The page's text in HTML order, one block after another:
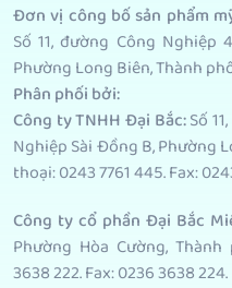
Đơn vị công bố sản phẩm
Số 11, đường Công Nghiệp
Phường Long Biên, Thành
Phân phối bởi:
Công ty TNHH Đại Bắc:Số
Nghiệp Sài Đồng B, Phường
thoại: 0243 7761 445. Fax:
Công ty cổ phần Đại Bắc
Phường Hòa Cường,
3638 222. Fax: 0236 3638 224.